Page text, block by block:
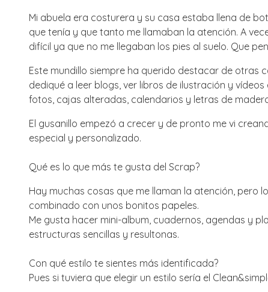
Mi abuela era costurera y su casa estaba llena de
que tenía y que tanto me llamaban la atención. A
difícil ya que no me llegaban los pies al suelo. Que
Este mundillo siempre ha querido destacar de otras
dediqué a leer blogs, ver libros de ilustración y
fotos, cajas alteradas, calendarios y letras de
El gusanillo empezó a crecer y de pronto me vi
especial y personalizado.
Qué es lo que más te gusta del Scrap?
Hay muchas cosas que me llaman la atención, pero
combinado con unos bonitos papeles.
Me gusta hacer mini-album, cuadernos, agendas y
estructuras sencillas y resultonas.
Con qué estilo te sientes más identificada?
Pues si tuviera que elegir un estilo sería el